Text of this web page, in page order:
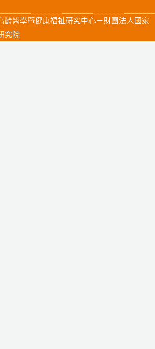
b
o
o
u
b
e
齡醫學暨健康福祉研究中心－財團法人國家
究院